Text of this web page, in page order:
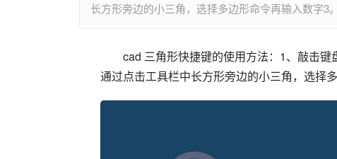
长方形旁边的小三角，选择多边形命令再输入数字3
cad 三角形快捷键的使用方法：1、敲击
通过点击工具栏中长方形旁边的小三角，选择